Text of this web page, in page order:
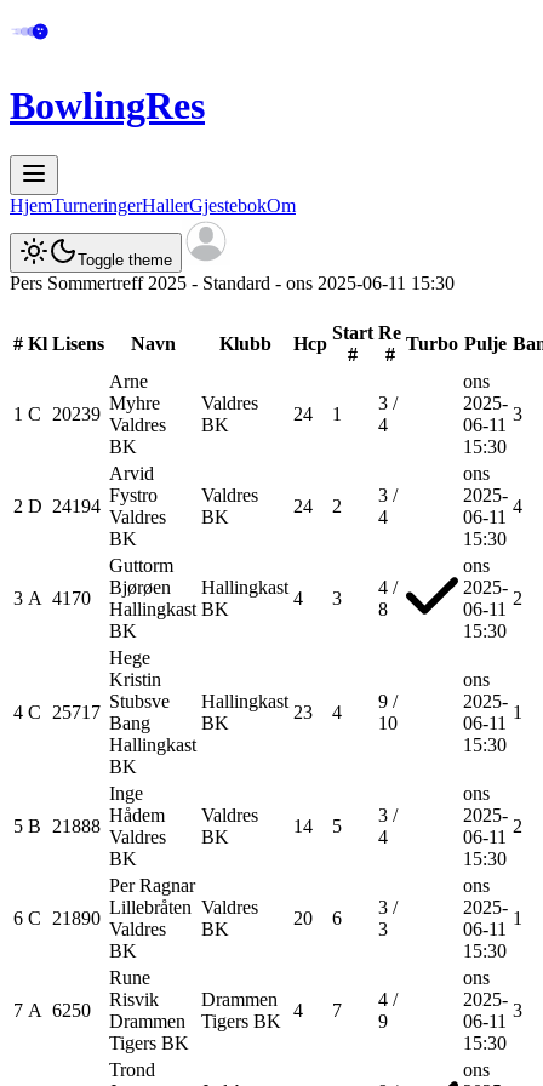
BowlingRes
HjemTurneringerHallerGjestebokOm
Toggle theme
Pers Sommertreff 2025 - Standard - ons 2025-06-11 15:30
# Kl Lisens Navn Klubb Hcp
Start
#
Re
#
Turbo Pulje
1 C 20239
Arne
Myhre
Valdres
BK
Valdres
BK
24 1
3 /
4
ons
2025-
06-11
15:30
3
2 D 24194
Arvid
Fystro
Valdres
BK
Valdres
BK
24 2
3 /
4
ons
2025-
06-11
15:30
4
3 A 4170
Guttorm
Bjørøen
Hallingkast
BK
Hallingkast
BK
4 3
4 /
8
ons
2025-
06-11
15:30
2
4 C 25717
Hege
Kristin
Stubsve
Bang
Hallingkast
BK
Hallingkast
BK
23 4
9 /
10
ons
2025-
06-11
15:30
1
5 B 21888
Inge
Hådem
Valdres
BK
Valdres
BK
14 5
3 /
4
ons
2025-
06-11
15:30
2
6 C 21890
Per Ragnar
Lillebråten
Valdres
BK
Valdres
BK
20 6
3 /
3
ons
2025-
06-11
15:30
1
7 A 6250
Rune
Risvik
Drammen
Tigers BK
Drammen
Tigers BK
4 7
4 /
9
ons
2025-
06-11
15:30
3
Trond
ons